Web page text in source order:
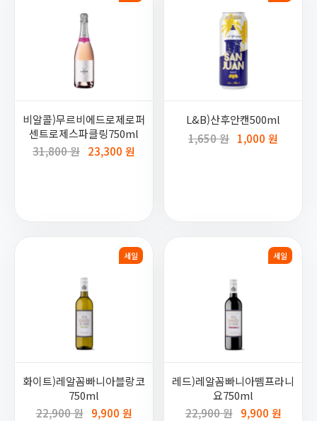
비알콜)무르비에드로제로퍼
센트로제스파클링750ml
31,800 원 23,300 원
L&B)산후안캔500ml
1,650 원 1,000 원
세일
화이트)레알꼼빠니아블랑코
750ml
22,900 원 9,900 원
세일
레드)레알꼼빠니아뗌프라니
요750ml
22,900 원 9,900 원